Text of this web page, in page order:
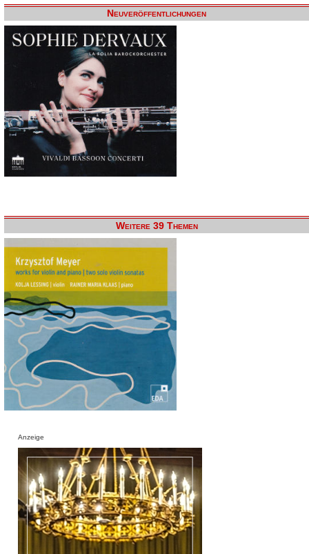
Neuveröffentlichungen
Weitere 39 Themen
Anzeige